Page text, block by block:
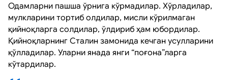
Одамларни пашша ўрнига кўрмадилар. Хўрладилар,
мулкларини тортиб олдилар, мисли кўрилмаган
қийноқларга солдилар, ўлдириб ҳам юбордилар.
Қийноқларнинг Сталин замонида кечган усулларини
қўлладилар. Уларни янада янги “поғона”ларга
кўтардилар.